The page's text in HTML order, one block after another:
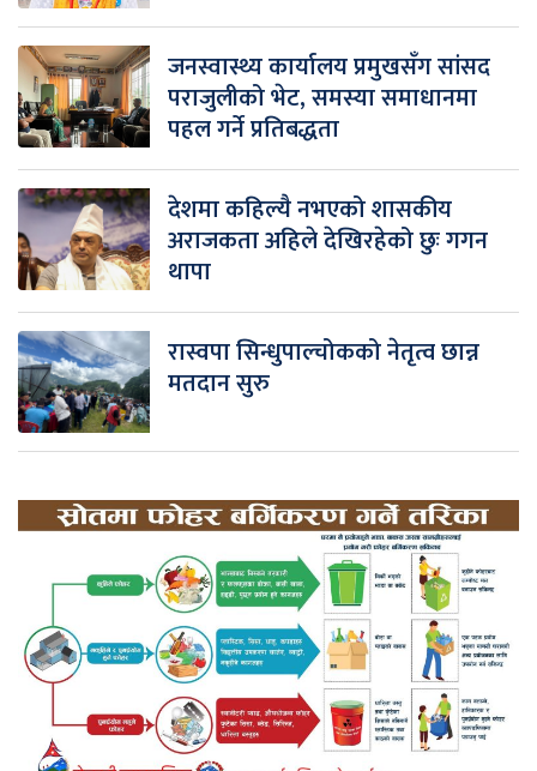
जनस्वास्थ्य कार्यालय प्रमुखसँग सांसद
पराजुलीको भेट, समस्या समाधानमा
पहल गर्ने प्रतिबद्धता
देशमा कहिल्यै नभएको शासकीय
अराजकता अहिले देखिरहेको छुः गगन
थापा
रास्वपा सिन्धुपाल्चोकको नेतृत्व छान्न
मतदान सुरु